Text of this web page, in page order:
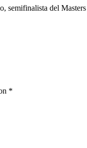
semifinalista del
*